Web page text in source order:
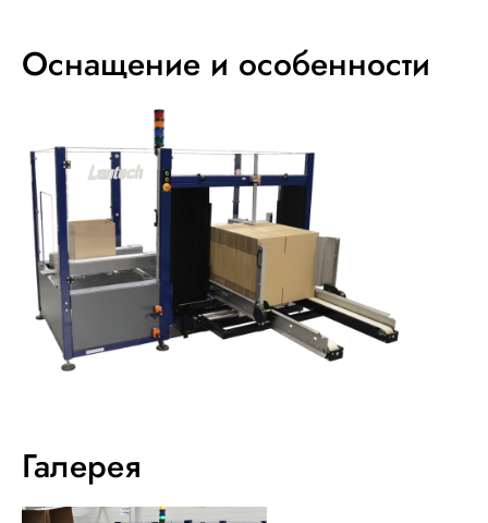
Оснащение и особенности
Галерея